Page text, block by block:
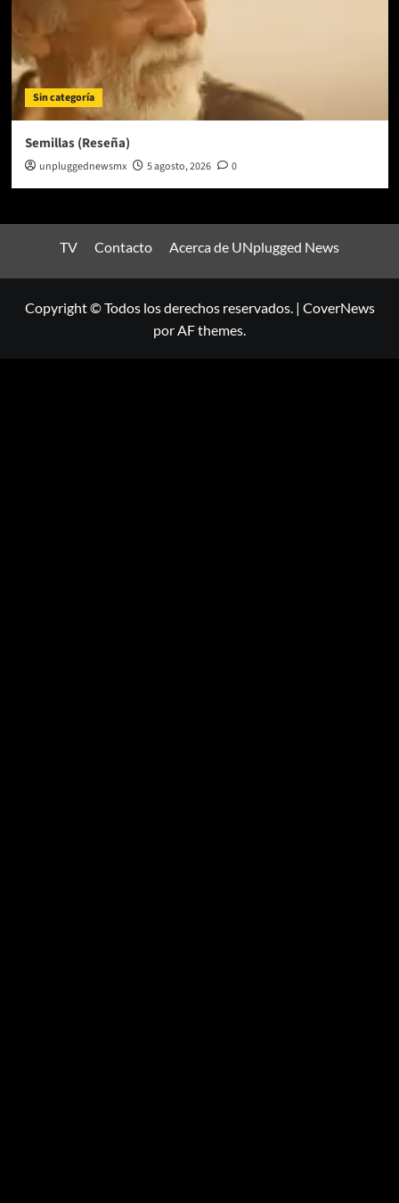
Sin categoría
Semillas (Reseña)
unpluggednewsmx 5 agosto, 2026 0
TV Contacto Acerca de UNplugged News
Copyright © Todos los derechos reservados. | CoverNews
por AF themes.